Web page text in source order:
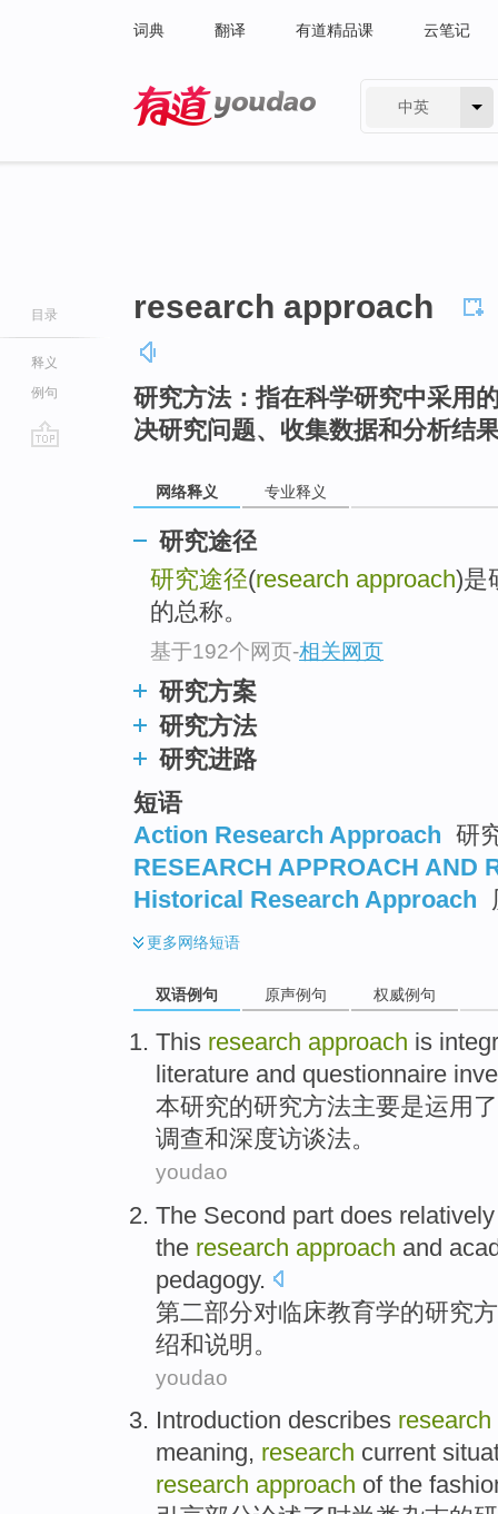
词典 翻译 有道精品课 云笔记
中英
目录
释义
例句
research approach
研究方法：指在科学研究中采用
决研究问题、收集数据和分析结
网络释义 专业释义
研究途径
研究途径(research approach)是
的总称。
基于192个网页-相关网页
研究方案
研究方法
研究进路
短语
Action Research Approach 研
RESEARCH APPROACH AND
Historical Research Approach
更多网络短语
双语例句 原声例句 权威例句
This research approach is
literature and questionnaire
本研究的研究方法主要是运用 了
调查和深度访谈法。
youdao
The Second part does relatively
the research approach and
pedagogy.
第二部分对临床教育学的研究
绍和说明 。
youdao
Introduction describes research
meaning, research current
research approach ofthe